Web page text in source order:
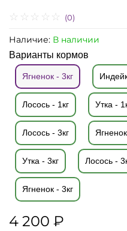
(0)
Наличие: В наличии
Варианты кормов
Ягненок - 3кг
Лосось - 1кг Утка -
Лосось - 3кг
Утка - 3кг Лосось -
Ягненок - 3кг
4 200 ₽